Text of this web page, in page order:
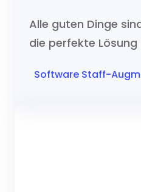
Alle guten Dinge
die perfekte Lösung
Software Staff-